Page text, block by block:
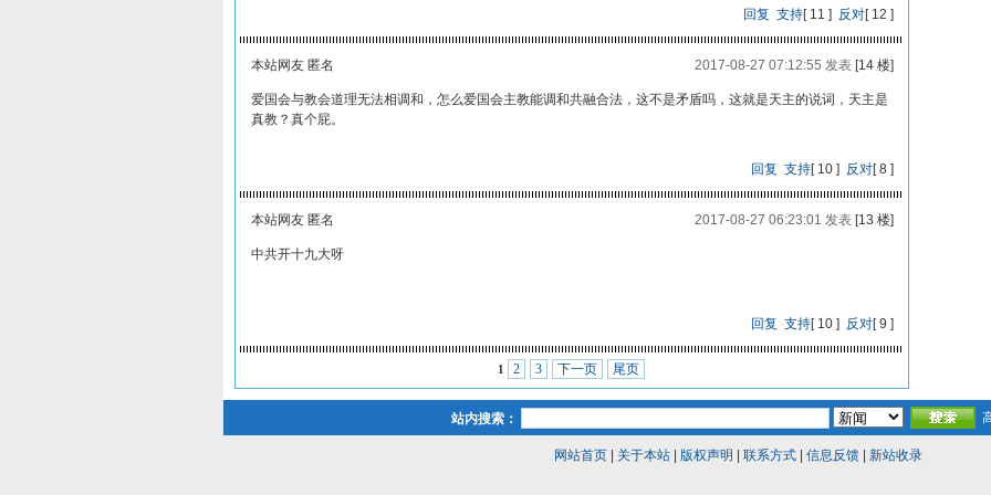
回复 支持[11 ] 反对[12 ]
本站网友 匿名 2017-08-27 07:12:55 发表[14 楼]
爱国会与教会道理无法相调和，怎么爱国会主教能调和共融合法，这不是矛盾吗，这就是天主的说词，天主是
真教？真个屁。
回复 支持[10 ] 反对[8 ]
本站网友 匿名 2017-08-27 06:23:01 发表[13 楼]
中共开十九大呀
回复 支持[10 ] 反对[9 ]
1 2 3 下一页 尾页
站内搜索：
网站首页| 关于本站| 版权声明 联系方式| 信息反馈| 新站收录